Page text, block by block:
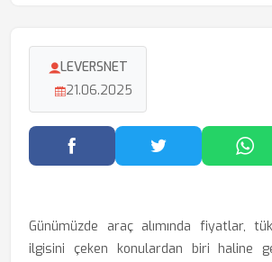
LEVERSNET
21.06.2025
Facebook'ta Paylaş
Twitter'da
Günümüzde araç alımında fiyatlar,
ilgisini çeken konulardan biri haline